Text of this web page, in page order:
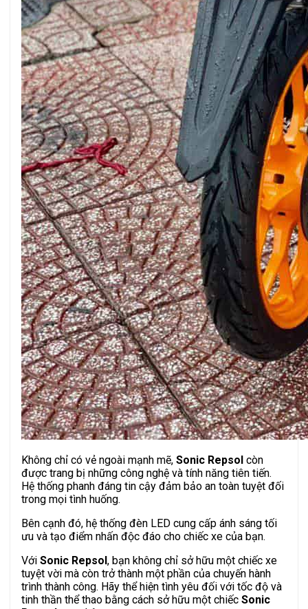
Không chỉ có vẻ ngoài mạnh mẽ, Sonic Repsol còn
được trang bị những công nghệ và tính năng tiên tiến.
Hệ thống phanh đáng tin cậy đảm bảo an toàn tuyệt đối
trong mọi tình huống.
Bên cạnh đó, hệ thống đèn LED cung cấp ánh sáng tối
ưu và tạo điểm nhấn độc đáo cho chiếc xe của bạn.
Với Sonic Repsol, bạn không chỉ sở hữu một chiếc xe
tuyệt vời mà còn trở thành một phần của chuyến hành
trình thành công. Hãy thể hiện tình yêu đối với tốc độ và
tinh thần thể thao bằng cách sở hữu một chiếc Sonic